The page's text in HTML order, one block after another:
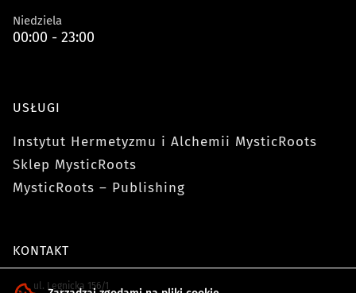
KONTAKT
ul. Legnicka 156/1
USŁUGI
Instytut Hermetyzmu i Alchemii MysticRoots
Sklep MysticRoots
MysticRoots – Publishing
Niedziela
00:00 - 23:00